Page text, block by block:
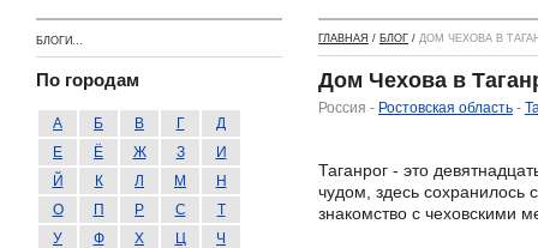
БЛОГИ...
По городам
А Б В Г
Д
Е
Ё Ж З
И
Й
К Л М
Н
О
П Р С
Т
У
Ф Х Ц
Ч
ГЛАВНАЯ / БЛОГ / ДОМ ЧЕХОВА В
Дом Чехова в
Россия - Ростовская область -
Таганрог - это
чудом, здесь сохранилось
знакомство с чеховскими